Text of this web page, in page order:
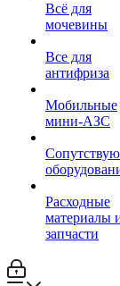
Всё для
мочевины
Все для
антифриза
Мобильные
мини-АЗС
Расходные
материалы
запчасти